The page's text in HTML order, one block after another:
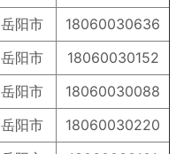
岳阳市
18060030636
岳阳市
18060030152
岳阳市
18060030088
岳阳市
18060030220